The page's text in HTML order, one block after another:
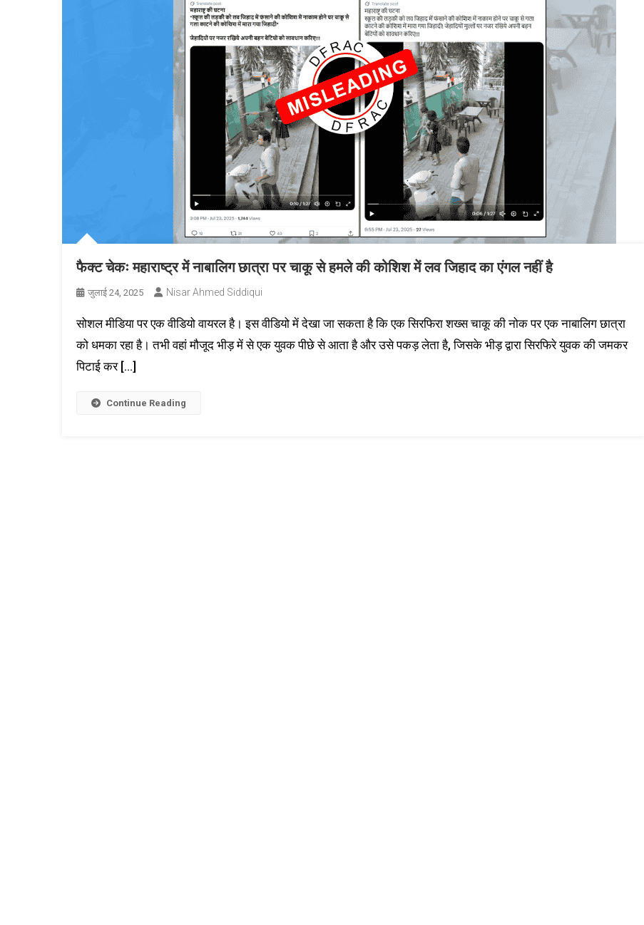
फैक्ट चेकः महाराष्ट्र में नाबालिग छात्रा पर चाकू से हमले की कोशिश में लव जिहाद का एंगल नहीं है
जुलाई 24, 2025 Nisar Ahmed Siddiqui
सोशल मीडिया पर एक वीडियो वायरल है। इस वीडियो में देखा जा सकता है कि एक सिरफिरा शख्स चाकू की नोक पर एक नाबालिग छात्रा
को धमका रहा है। तभी वहां मौजूद भीड़ में से एक युवक पीछे से आता है और उसे पकड़ लेता है, जिसके भीड़ द्वारा सिरफिरे युवक की जमकर
पिटाई कर […]
Continue Reading